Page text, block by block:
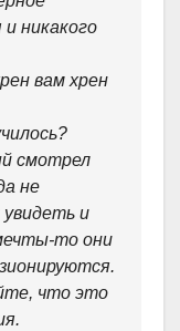
никакого
вам хрен
смотрел
не
и
то они
что это